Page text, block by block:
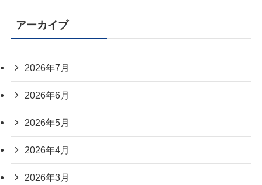
アーカイブ
2026年7月
2026年6月
2026年5月
2026年4月
2026年3月